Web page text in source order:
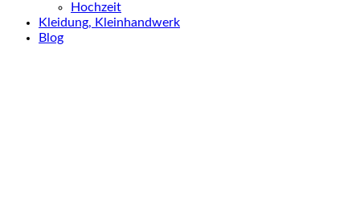
Hochzeit
Kleidung, Kleinhandwerk
Blog